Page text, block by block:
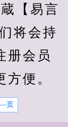
【易言
将会持
册会员
便。
页